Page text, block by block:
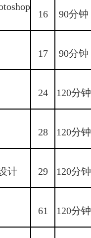
16 90分钟
17 90分钟
24 120分钟
28 120分钟
计 29 120分钟
61 120分钟